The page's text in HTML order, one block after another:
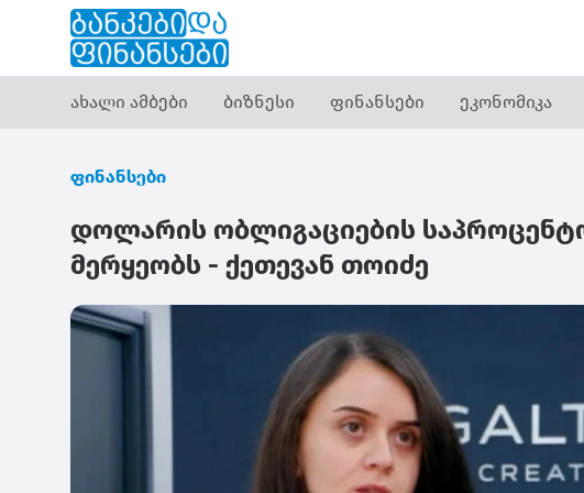
ახალი ამბები ბიზნესი ფინანსები ეკონომიკა
ფინანსები
დოლარის ობლიგაციების
მერყეობს - ქეთევან თოიძე